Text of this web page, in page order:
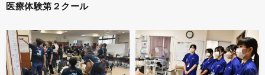
医療体験第２クール